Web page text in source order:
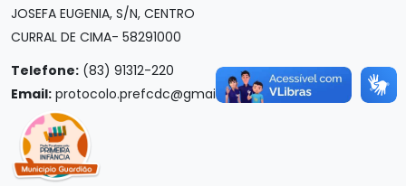
JOSEFA EUGENIA, S/N, CENTRO
CURRAL DE CIMA- 58291000
Telefone: (83) 91312-220
Email: protocolo.prefcdc@gmail.com